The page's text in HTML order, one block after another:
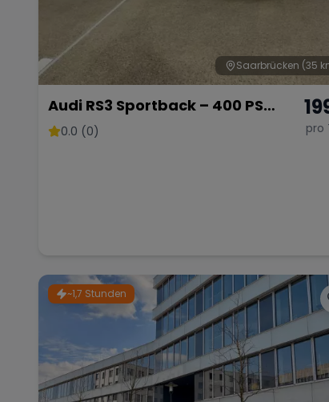
Saarbrücken (35
Audi RS3 Sportback – 400 PS
Kompaktsportler
0.0 (0) pro
~1,7 Stunden